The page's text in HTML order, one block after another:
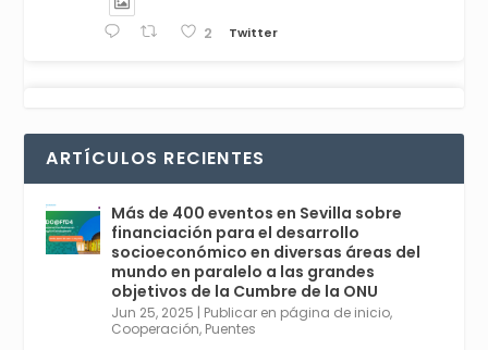
2 Twitter
r
comienza en Sevilla este lunes 2 con la
Conferencia Internacional sobre Catálisis, y
con el Congreso de Parasitología. Del día 3 al
6, Congreso de Metodología de Ciencias
Sociales y la Salud; y los días 5 y 6 Jornadas
de Economía Industrial.
4
1 2 Twitter
ARTÍCULOS RECIENTES
Más de 400 eventos en Sevilla sobre
financiación para el desarrollo
socioeconómico en diversas áreas del
mundo en paralelo a las grandes
objetivos de la Cumbre de la ONU
Jun 25, 2025 | Publicar en página de inicio,
Cooperación, Puentes